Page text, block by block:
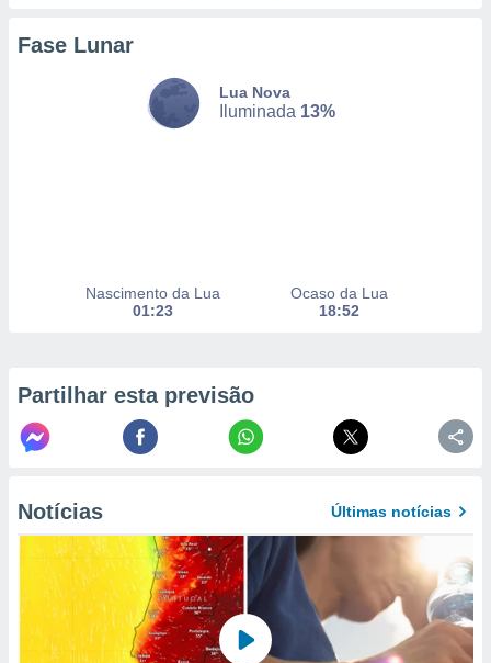
criar
dados
Fase Lunar
Lua Nova
Iluminada 13%
Nascimento da Lua
01:23
Ocaso da Lua
18:52
Partilhar esta previsão
Notícias Últimas notícias